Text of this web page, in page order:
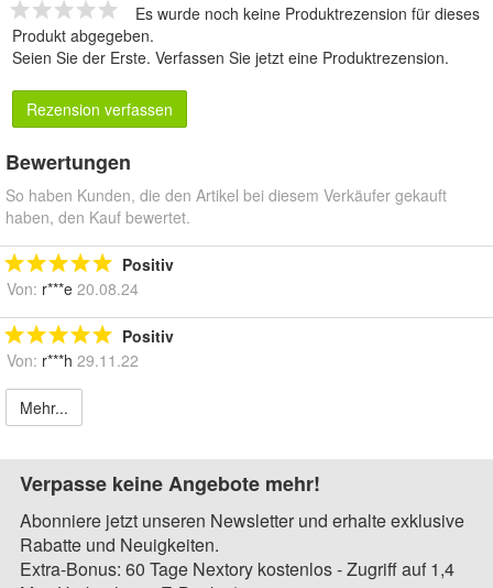
Es wurde noch keine Produktrezension für dieses
Produkt abgegeben.
Seien Sie der Erste. Verfassen Sie jetzt eine Produktrezension.
Rezension verfassen
Bewertungen
So haben Kunden, die den Artikel bei diesem Verkäufer gekauft
haben, den Kauf bewertet.
Positiv
Von: r***e 20.08.24
Positiv
Von: r***h 29.11.22
Mehr...
Verpasse keine Angebote mehr!
Abonniere jetzt unseren Newsletter und erhalte exklusive
Rabatte und Neuigkeiten.
Extra-Bonus: 60 Tage Nextory kostenlos - Zugriff auf 1,4